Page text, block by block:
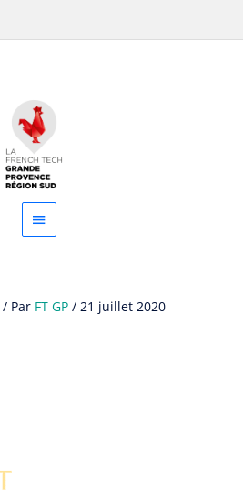
principal
/ Par FT GP/21 juillet 2020